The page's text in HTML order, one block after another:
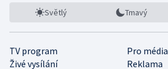
Světlý Tmavý
TV program
Pro média
Živé vysílání
Reklama